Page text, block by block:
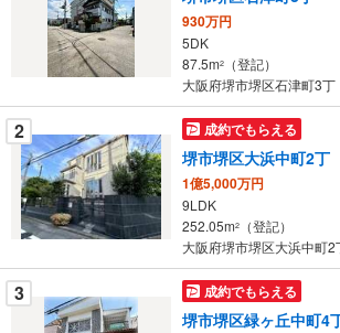
件
を
マ
イ
ペ
ー
に
保
930万円
5DK
87.5m2
（登記）
大阪府堺市堺区石津町3丁
2 成約でもらえる
堺市堺区大浜中町2丁
1億5,000万円
9LDK
252.05m2
（登記）
大阪府堺市堺区大浜中町2
3 成約でもらえる
堺市堺区緑ヶ丘中町4